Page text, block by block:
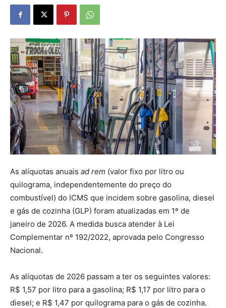
As alíquotas anuais ad rem (valor fixo por litro ou
quilograma, independentemente do preço do
combustível) do ICMS que incidem sobre gasolina, diesel
e gás de cozinha (GLP) foram atualizadas em 1º de
janeiro de 2026. A medida busca atender à Lei
Complementar nº 192/2022, aprovada pelo Congresso
Nacional.
As alíquotas de 2026 passam a ter os seguintes valores:
R$ 1,57 por litro para a gasolina; R$ 1,17 por litro para o
diesel; e R$ 1,47 por quilograma para o gás de cozinha.